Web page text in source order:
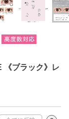
《ブラック》レ